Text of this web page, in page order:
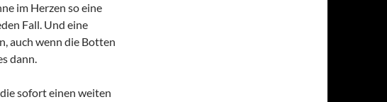
im Herzen so eine
Fall. Und eine
auch wenn die Botten
dann.
sofort einen weiten